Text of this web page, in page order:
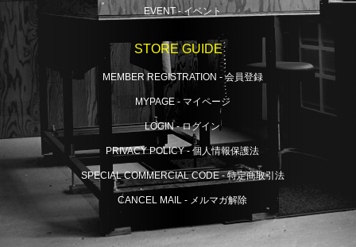
EVENT - イベント
STORE GUIDE
MEMBER REGISTRATION - 会員登録
MYPAGE - マイページ
LOGIN - ログイン
PRIVACY POLICY - 個人情報保護法
SPECIAL COMMERCIAL CODE - 特定商取引法
CANCEL MAIL - メルマガ解除